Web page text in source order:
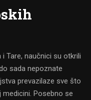
Tare, naučnici su otkrili
sada nepoznate
prevazilaze sve što
Posebno se